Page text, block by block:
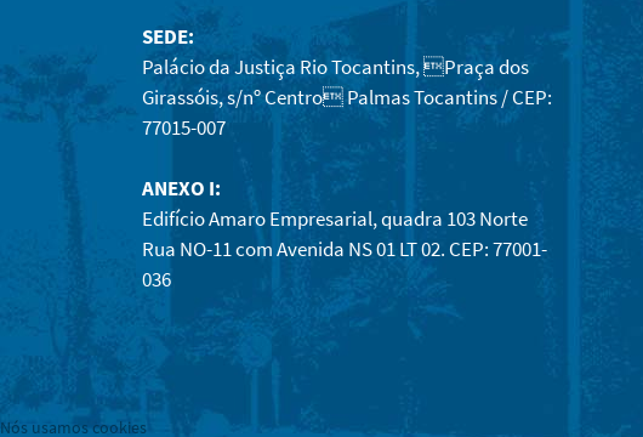
SEDE:
Palácio da Justiça Rio Tocantins, Praça dos
Girassóis, s/nº Centro Palmas Tocantins / CEP:
77015-007
ANEXO I:
Edifício Amaro Empresarial, quadra 103 Norte
Rua NO-11 com Avenida NS 01 LT 02. CEP: 77001-
036
Nós usamos cookies